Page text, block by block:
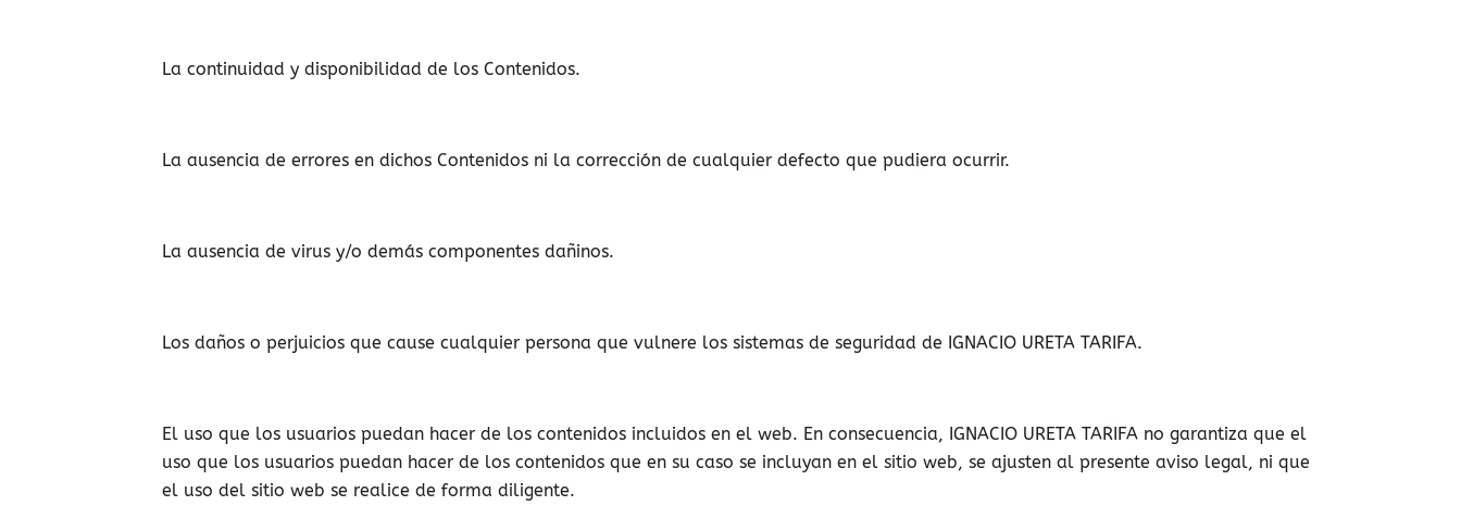
La continuidad y disponibilidad de los Contenidos.
La ausencia de errores en dichos Contenidos ni la corrección de cualquier defecto que pudiera ocurrir.
La ausencia de virus y/o demás componentes dañinos.
Los daños o perjuicios que cause cualquier persona que vulnere los sistemas de seguridad de IGNACIO URETA TARIFA.
El uso que los usuarios puedan hacer de los contenidos incluidos en el web. En consecuencia, IGNACIO URETA TARIFA no garantiza que el
uso que los usuarios puedan hacer de los contenidos que en su caso se incluyan en el sitio web, se ajusten al presente aviso legal, ni que
el uso del sitio web se realice de forma diligente.